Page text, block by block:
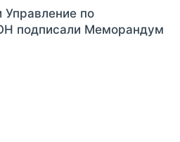
по
подписали Меморандум